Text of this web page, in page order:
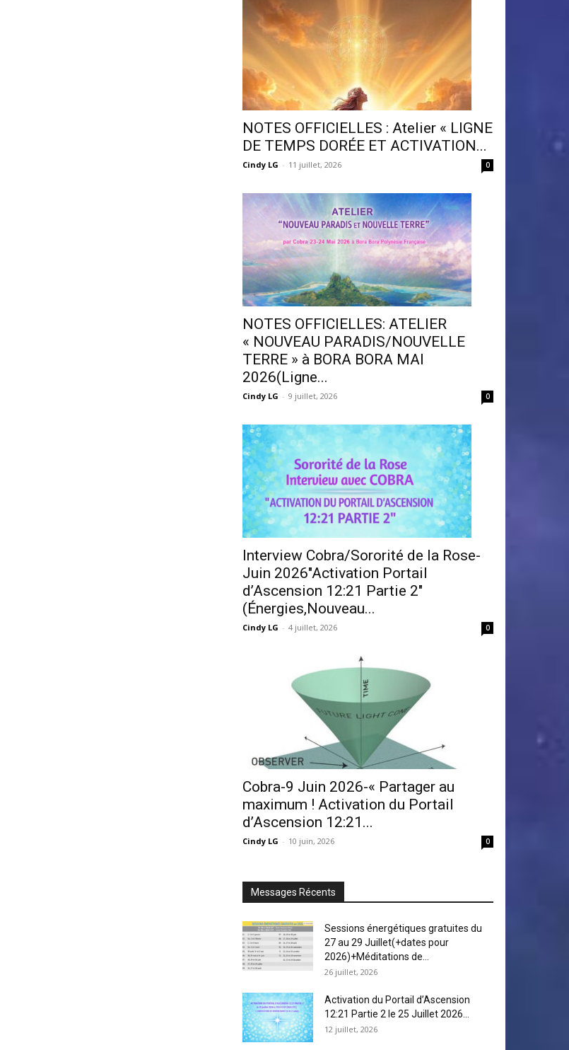
NOTES OFFICIELLES : Atelier « LIGNE
DE TEMPS DORÉE ET ACTIVATION...
Cindy LG - 11 juillet, 2026 0
NOTES OFFICIELLES: ATELIER
« NOUVEAU PARADIS/NOUVELLE
TERRE » à BORA BORA MAI
2026(Ligne...
Cindy LG - 9 juillet, 2026 0
Interview Cobra/Sororité de la Rose-
Juin 2026″Activation Portail
d’Ascension 12:21 Partie 2″
(Énergies,Nouveau...
Cindy LG - 4 juillet, 2026 0
Cobra-9 Juin 2026-« Partager au
maximum ! Activation du Portail
d’Ascension 12:21...
Cindy LG - 10 juin, 2026 0
Messages Récents
Sessions énergétiques gratuites du
27 au 29 Juillet(+dates pour
2026)+Méditations de...
26 juillet, 2026
Activation du Portail d’Ascension
12:21 Partie 2 le 25 Juillet 2026...
12 juillet, 2026